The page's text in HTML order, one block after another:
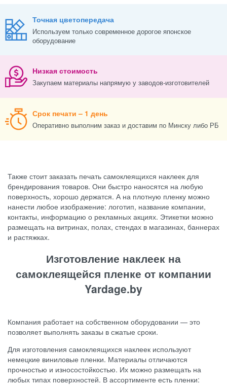
Точная цветопередача
Используем только современное дорогое японское
оборудование
Низкая стоимость
Закупаем материалы напрямую у заводов-изготовителей
Срок печати – 1 день
Оперативно выполним заказ и доставим по Минску либо РБ
Также стоит заказать печать самоклеящихся наклеек для
брендирования товаров. Они быстро наносятся на любую
поверхность, хорошо держатся. А на плотную пленку можно
нанести любое изображение: логотип, название компании,
контакты, информацию о рекламных акциях. Этикетки можно
размещать на витринах, полах, стендах в магазинах, баннерах
и растяжках.
Изготовление наклеек на
самоклеящейся пленке от компании
Yardage.by
Компания работает на собственном оборудовании — это
позволяет выполнять заказы в сжатые сроки.
Для изготовления самоклеящихся наклеек используют
немецкие виниловые пленки. Материалы отличаются
прочностью и износостойкостью. Их можно размещать на
любых типах поверхностей. В ассортименте есть пленки: